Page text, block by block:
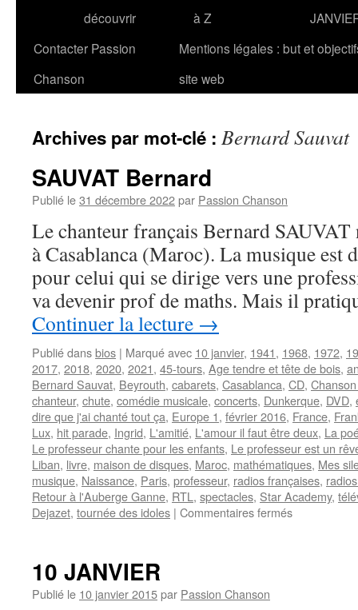
découvrir
à Z
Contacter Passion
Chanson
Mentions légales : but et
site web
Archives par mot-clé : Bernard Sauvat
SAUVAT Bernard
Publié le31 décembre 2022par Passion Chanson
Le chanteur français Bernard
à Casablanca (Maroc). La musique est
pour celui qui se dirige vers une
va devenir prof de maths. Mais il
Continuer la lecture →
Publié dansbios | Marqué avec 10 janvier, 1941, 1968, 1972,
2017, 2018, 2020, 2021, 45-tours, Age tendre et tête de bois,
Bernard Sauvat, Beyrouth, cabarets, Casablanca, CD,
chanteur, chute, comédie musicale, concerts, Dunkerque, DVD,
dire que j'ai chanté tout ça, Europe 1, février 2016, France,
Lux, hit parade, Ingrid, L'amitié, L'amour il faut être deux, La
Le professeur chante pour les enfants, Le professeur est un
Liban, livre, maison de disques, Maroc, mathématiques, Mes
musique, Naissance, Paris, professeur, radios françaises,
Retour à l'Auberge Ganne, RTL , spectacles, Star Academy,
Dejazet, tournée des idoles | Commentaires ferméssur
10 JANVIER
Publié le 10 janvier 2015par Passion Chanson